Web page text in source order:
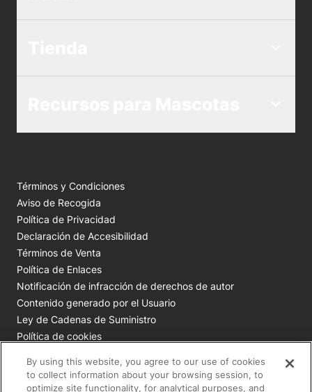
Términos y Condiciones
Aviso de Recogida
Política de Privacidad
Declaración de Accesibilidad
Términos de Venta
Política de Enlaces
Notificación de infracción de derechos de autor
Contenido generado por el Usuario
Ley de Cadenas de Suministro
Política de cookies
Todas las marcas comerciales de Nestlé Purina son
By using this website, you agree to our use of cookies
to collect information about your browsing session, to
optimize site functionality, for analytical purposes, and